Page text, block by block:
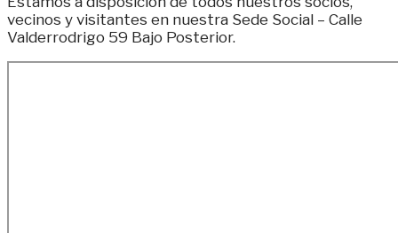
vecinos y visitantes en nuestra Sede Social – Calle
Valderrodrigo 59 Bajo Posterior.